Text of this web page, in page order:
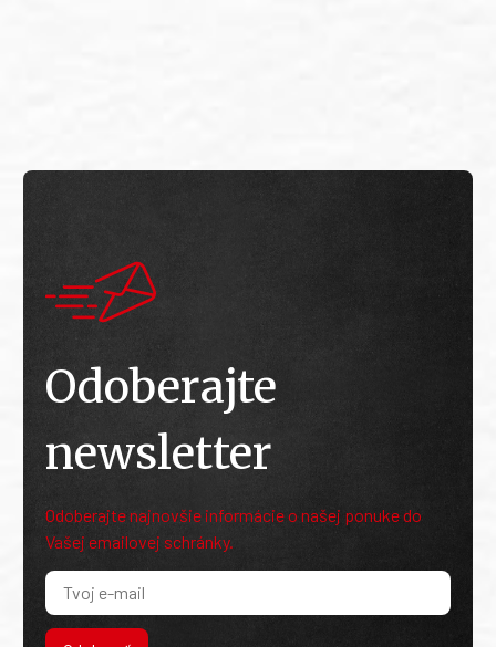
Odoberajte
newsletter
Odoberajte najnovšie informácie o našej ponuke do
Vašej emailovej schránky.